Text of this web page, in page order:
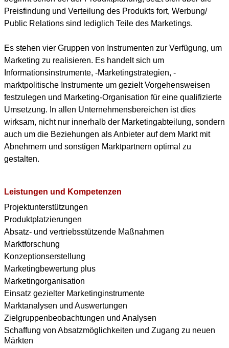
Preisfindung und Verteilung des Produkts fort, Werbung/
Public Relations sind lediglich Teile des Marketings.
Es stehen vier Gruppen von Instrumenten zur Verfügung, um
Marketing zu realisieren. Es handelt sich um
Informationsinstrumente, -Marketingstrategien, -
marktpolitische Instrumente um gezielt Vorgehensweisen
festzulegen und Marketing-Organisation für eine qualifizierte
Umsetzung. In allen Unternehmensbereichen ist dies
wirksam, nicht nur innerhalb der Marketingabteilung, sondern
auch um die Beziehungen als Anbieter auf dem Markt mit
Abnehmern und sonstigen Marktpartnern optimal zu
gestalten.
Leistungen und Kompetenzen
Projektunterstützungen
Produktplatzierungen
Absatz- und vertriebsstützende Maßnahmen
Marktforschung
Konzeptionserstellung
Marketingbewertung plus
Marketingorganisation
Einsatz gezielter Marketinginstrumente
Marktanalysen und Auswertungen
Zielgruppenbeobachtungen und Analysen
Schaffung von Absatzmöglichkeiten und Zugang zu neuen
Märkten